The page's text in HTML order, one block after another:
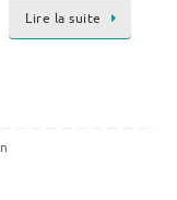
Lire la suite